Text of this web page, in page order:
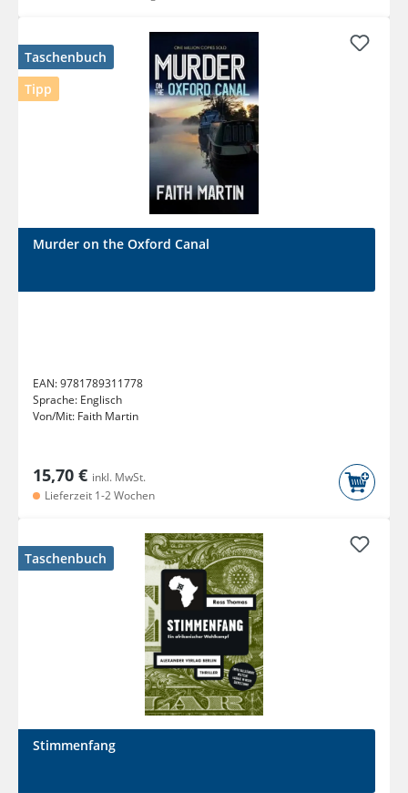
Taschenbuch
Tipp
Murder on the Oxford Canal
EAN:9781789311778
Sprache: Englisch
Von/Mit: Faith Martin
15,70 € inkl. MwSt.
Lieferzeit 1-2 Wochen
Taschenbuch
Stimmenfang